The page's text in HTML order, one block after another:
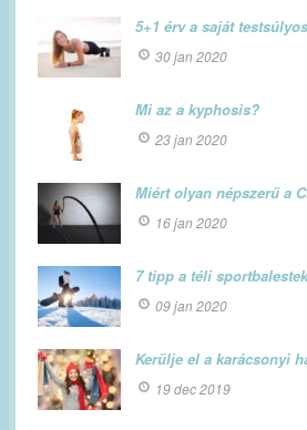
5+1 érv a saját
30 jan 2020
Mi az a kyphosis?
23 jan 2020
Miért olyan népszerű a
16 jan 2020
7 tipp a téli
09 jan 2020
Kerülje el a karácsonyi
19 dec 2019